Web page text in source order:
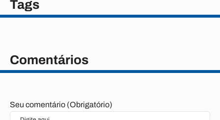
Tags
Comentários
Seu comentário (Obrigatório)